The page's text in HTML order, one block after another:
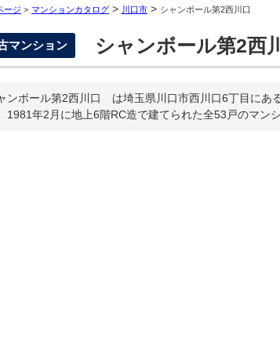
ージ > マンションカタログ > 川口市 > シャンボール第2西川口
マンション シャンボール第2西
ンボール第2西川口 は埼玉県川口市西川口6丁目にあ
1981年2月に地上6階RC造で建てられた全53戸のマンシ